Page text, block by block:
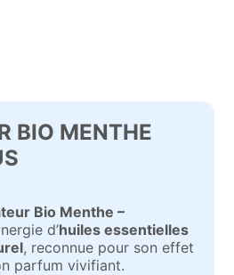
BIO MENTHE
Bio Menthe –
d’huiles essentielles
, reconnue pour son effet
parfum vivifiant.